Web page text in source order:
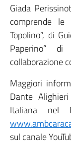
Giada
comprende le
Topolino”, di
Paperino”
collaborazione
Maggiori
Dante
Italiana nel
sul canale